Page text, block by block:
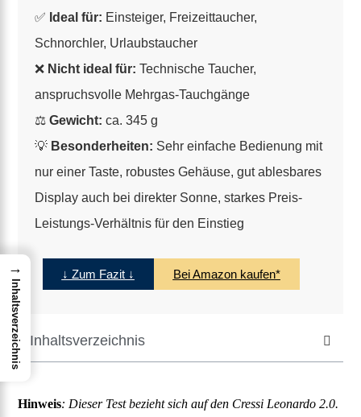
✅ Ideal für: Einsteiger, Freizeittaucher,
Schnorchler, Urlaubstaucher
❌ Nicht ideal für: Technische Taucher,
anspruchsvolle Mehrgas-Tauchgänge
⚖️ Gewicht: ca. 345 g
💡 Besonderheiten: Sehr einfache Bedienung mit
nur einer Taste, robustes Gehäuse, gut ablesbares
Display auch bei direkter Sonne, starkes Preis-
Leistungs-Verhältnis für den Einstieg
↓ Zum Fazit ↓ Bei Amazon kaufen*
Inhaltsverzeichnis
Hinweis: Dieser Test bezieht sich auf den Cressi Leonardo 2.0.
→
Inhaltsverzeichnis